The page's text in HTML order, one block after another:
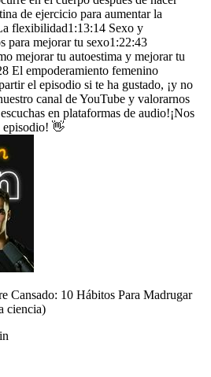
de ejercicio para aumentar la
flexibilidad1:13:14 Sexo y
para mejorar tu sexo1:22:43
mejorar tu autoestima y mejorar tu
El empoderamiento femenino
el episodio si te ha gustado, ¡y no
canal de YouTube y valorarnos
en plataformas de audio!¡Nos
episodio! 👋
Cansado: 10 Hábitos Para Madrugar
ciencia)